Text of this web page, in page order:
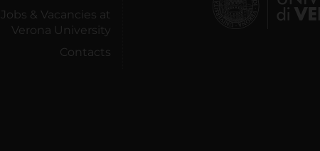
Jobs & Vacancies at
Verona University
Contacts